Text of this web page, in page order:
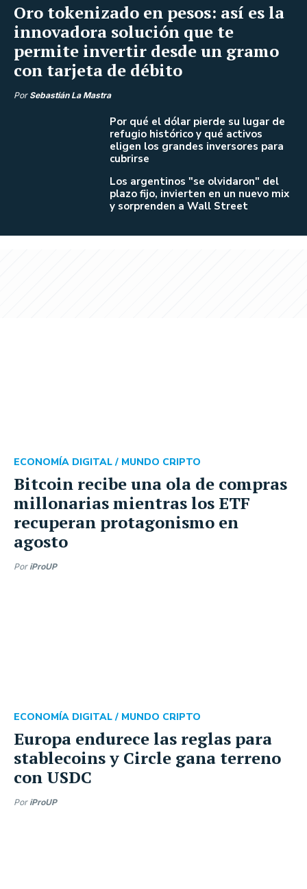
Oro tokenizado en pesos: así es la
innovadora solución que te
permite invertir desde un gramo
con tarjeta de débito
Por Sebastián La Mastra
Por qué el dólar pierde su lugar de
refugio histórico y qué activos
eligen los grandes inversores para
cubrirse
Los argentinos "se olvidaron" del
plazo fijo, invierten en un nuevo mix
y sorprenden a Wall Street
Bitcoin recibe una ola de compras
millonarias mientras los ETF
recuperan protagonismo en
agosto
ECONOMÍA DIGITAL / MUNDO CRIPTO
Por iProUP
Europa endurece las reglas para
stablecoins y Circle gana terreno
con USDC
ECONOMÍA DIGITAL / MUNDO CRIPTO
Por iProUP